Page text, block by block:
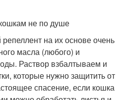
не по душе
на их основе очень
масла (любого) и
Раствор взбалтываем и
которые нужно защитить от
спасение, если кошка